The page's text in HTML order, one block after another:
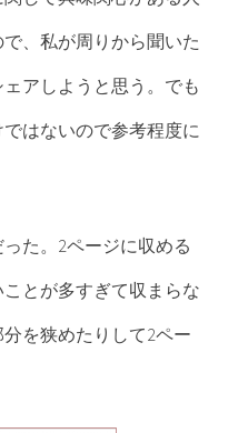
、私が周りから聞いた
アしようと思う。でも
はないので参考程度に
た。2ページに収める
とが多すぎて収まらな
を狭めたりして2ペー